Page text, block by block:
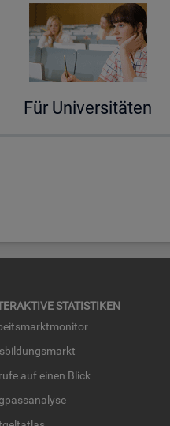
Für Uni­ver­si­tä­ten
STA­TIS­TI­KEN
auf einen Blick